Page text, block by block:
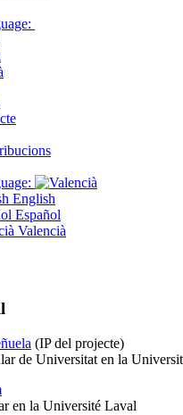
English
Español
Valencià
(IP del projecte)
de Universitat en la
en la Université Laval